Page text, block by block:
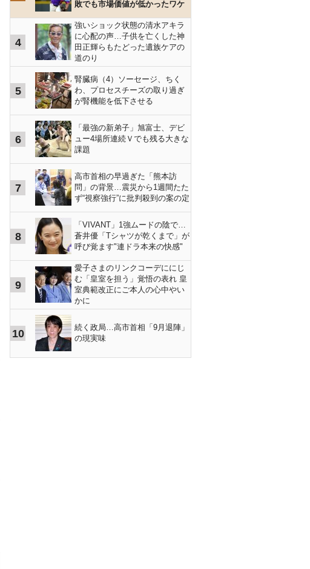
敗でも市場価値が低かったワケ
4
強いショック状態の清水アキラ
に心配の声…子供を亡くした神
田正輝らもたどった遺族ケアの
道のり
5
腎臓病（4）ソーセージ、ちく
わ、プロセスチーズの取り過ぎ
が腎機能を低下させる
6
「最強の新弟子」旭富士、デビ
ュー4場所連続Ｖでも残る大きな
課題
7
高市首相の早過ぎた「熊本訪
問」の背景…震災から1週間たた
ず“視察強行”に批判殺到の案の定
8
「VIVANT」1強ムードの陰で…
蒼井優「Tシャツが乾くまで」が
呼び覚ます"連ドラ本来の快感"
9
愛子さまのリンクコーデににじ
む「皇室を担う」覚悟の表れ 皇
室典範改正にご本人の心中やい
かに
10
続く政局…高市首相「9月退陣」
の現実味